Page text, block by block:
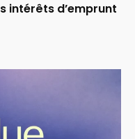
intérêts d’emprunt